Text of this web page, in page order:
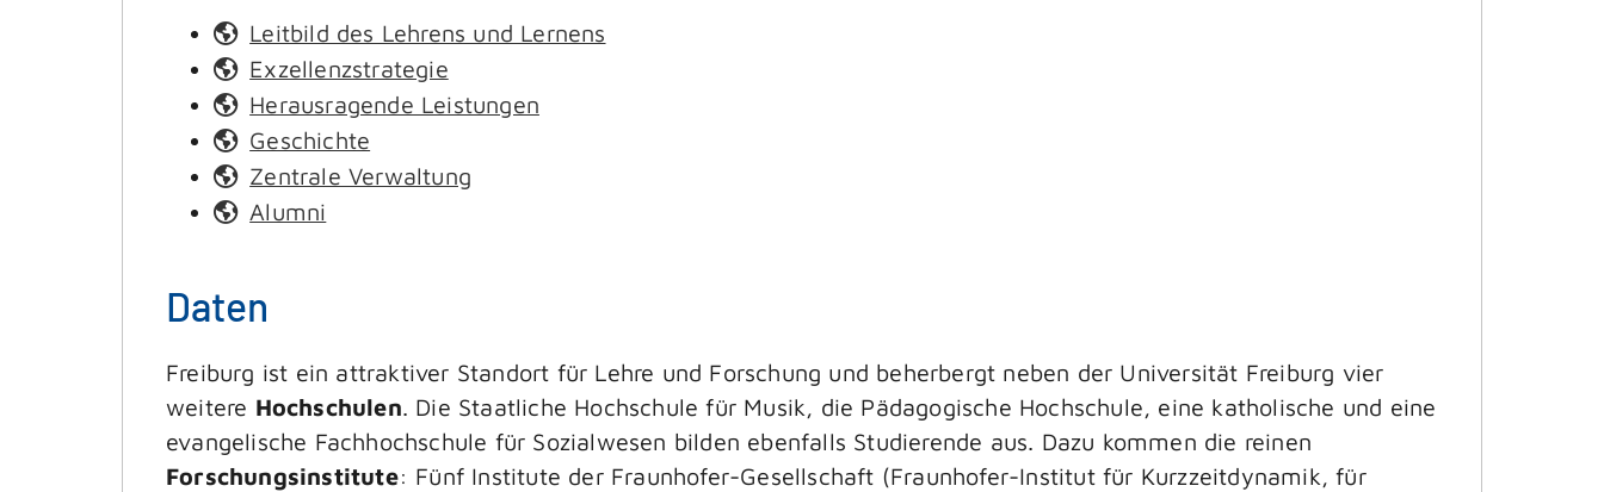
Leitbild des Lehrens und Lernens
Exzellenzstrategie
Herausragende Leistungen
Geschichte
Zentrale Verwaltung
Alumni
Daten
Freiburg ist ein attraktiver Standort für Lehre und Forschung und beherbergt neben der Universität Freiburg vier
weitere Hochschulen. Die Staatliche Hochschule für Musik, die Pädagogische Hochschule, eine katholische und eine
evangelische Fachhochschule für Sozialwesen bilden ebenfalls Studierende aus. Dazu kommen die reinen
Forschungsinstitute: Fünf Institute der Fraunhofer-Gesellschaft (Fraunhofer-Institut für Kurzzeitdynamik, für